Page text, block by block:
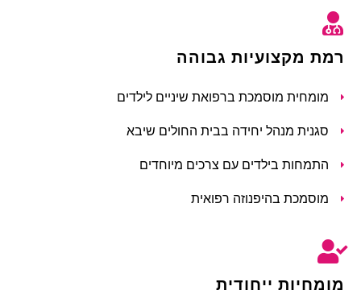
רמת מקצועיות גבוהה
מומחית מוסמכת ברפואת שיניים לילדים
סגנית מנהל יחידה בבית החולים שיבא
התמחות בילדים עם צרכים מיוחדים
מוסמכת בהיפנוזה רפואית
מומחיות ייחודית